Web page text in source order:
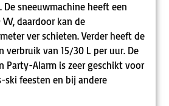
De sneeuwmachine heeft een
daardoor kan de
ver schieten. Verder heeft de
verbruik van 15/30 L per uur. De
Party-Alarm is zeer geschikt voor
ski feesten en bij andere